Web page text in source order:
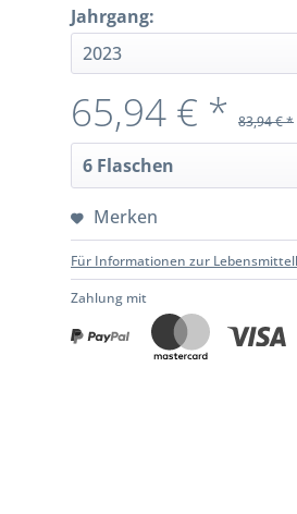
Jahrgang:
65,94 € * 83,94 € *
Merken
Für Informationen zur
Zahlung mit